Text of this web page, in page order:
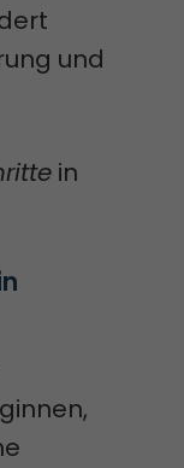
und
in